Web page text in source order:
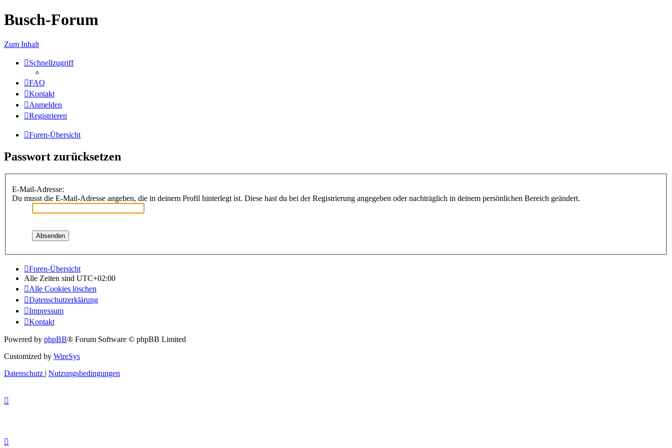
Busch-Forum
Zum Inhalt
Schnellzugriff
FAQ
Kontakt
Anmelden
Registrieren
Foren-Übersicht
Passwort zurücksetzen
E-Mail-Adresse:
Du musst die E-Mail-Adresse angeben, die in deinem Profil hinterlegt ist. Diese hast du bei der Registrierung angegeben oder nachträglich in deinem persönlichen Bereich geändert.
Foren-Übersicht
Alle Zeiten sind UTC+02:00
Alle Cookies löschen
Datenschutzerklärung
Impressum
Kontakt
Powered by phpBB® Forum Software © phpBB Limited
Customized by WireSys
Datenschutz | Nutzungsbedingungen